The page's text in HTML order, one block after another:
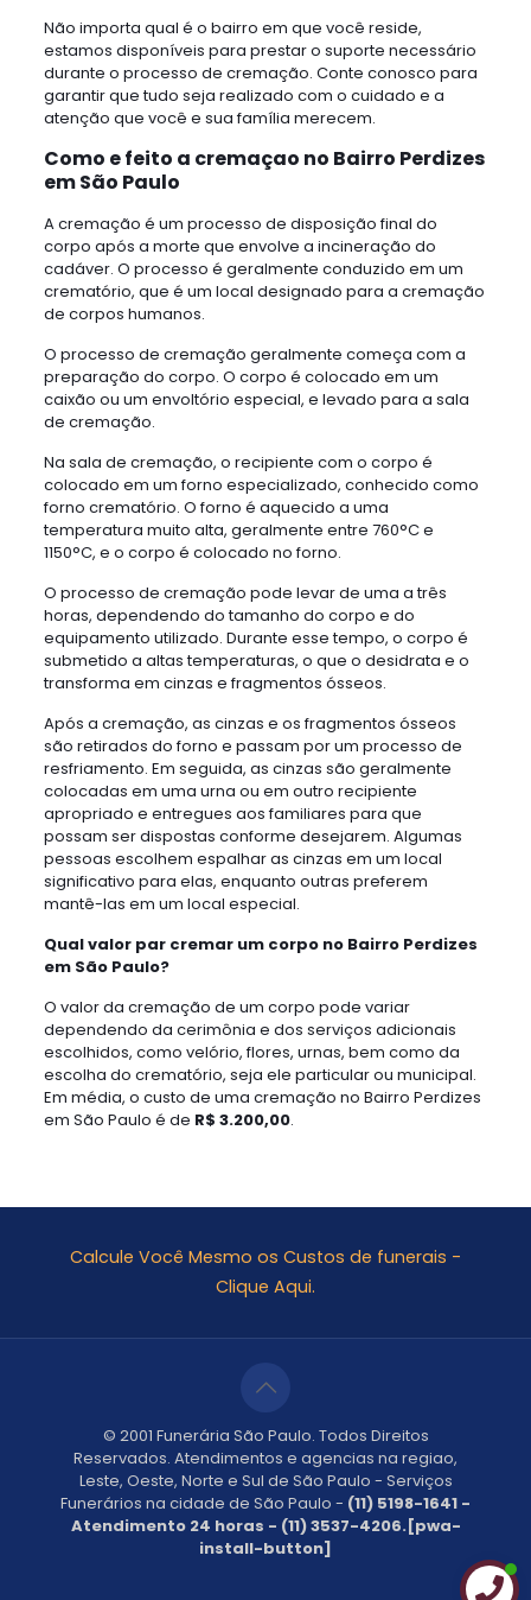
Não importa qual é o bairro em que você reside,
estamos disponíveis para prestar o suporte necessário
durante o processo de cremação. Conte conosco para
garantir que tudo seja realizado com o cuidado e a
atenção que você e sua família merecem.
Como e feito a cremaçao no Bairro Perdizes
em São Paulo
A cremação é um processo de disposição final do
corpo após a morte que envolve a incineração do
cadáver. O processo é geralmente conduzido em um
crematório, que é um local designado para a cremação
de corpos humanos.
O processo de cremação geralmente começa com a
preparação do corpo. O corpo é colocado em um
caixão ou um envoltório especial, e levado para a sala
de cremação.
Na sala de cremação, o recipiente com o corpo é
colocado em um forno especializado, conhecido como
forno crematório. O forno é aquecido a uma
temperatura muito alta, geralmente entre 760°C e
1150°C, e o corpo é colocado no forno.
O processo de cremação pode levar de uma a três
horas, dependendo do tamanho do corpo e do
equipamento utilizado. Durante esse tempo, o corpo é
submetido a altas temperaturas, o que o desidrata e o
transforma em cinzas e fragmentos ósseos.
Após a cremação, as cinzas e os fragmentos ósseos
são retirados do forno e passam por um processo de
resfriamento. Em seguida, as cinzas são geralmente
colocadas em uma urna ou em outro recipiente
apropriado e entregues aos familiares para que
possam ser dispostas conforme desejarem. Algumas
pessoas escolhem espalhar as cinzas em um local
significativo para elas, enquanto outras preferem
mantê-las em um local especial.
Qual valor par cremar um corpo no Bairro Perdizes
em São Paulo?
O valor da cremação de um corpo pode variar
dependendo da cerimônia e dos serviços adicionais
escolhidos, como velório, flores, urnas, bem como da
escolha do crematório, seja ele particular ou municipal.
Em média, o custo de uma cremação no Bairro Perdizes
em São Paulo é de R$ 3.200,00.
Calcule Você Mesmo os Custos de funerais -
Clique Aqui.
© 2001 Funerária São Paulo. Todos Direitos
Reservados. Atendimentos e agencias na regiao,
Leste, Oeste, Norte e Sul de São Paulo - Serviços
Funerários na cidade de São Paulo - (11) 5198-1641 -
Atendimento 24 horas - (11) 3537-4206.[pwa-
install-button]